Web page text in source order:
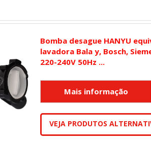
Bomba desague HANYU
lavadora Bala y, Bosch,
220-240V 50Hz ...
VEJA PRODUTOS